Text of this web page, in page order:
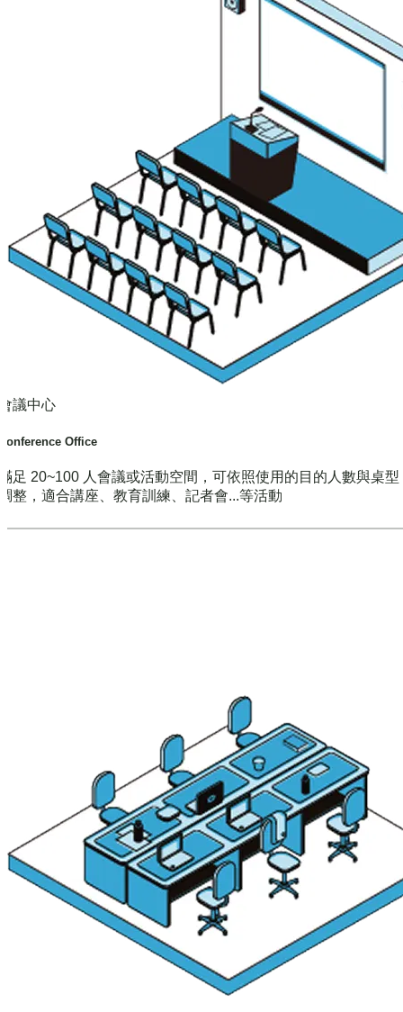
議中心
Office
足 20~100 人會議或活動空間，可依照使用的目的人數與桌型
整，適合講座、教育訓練、記者會...等活動